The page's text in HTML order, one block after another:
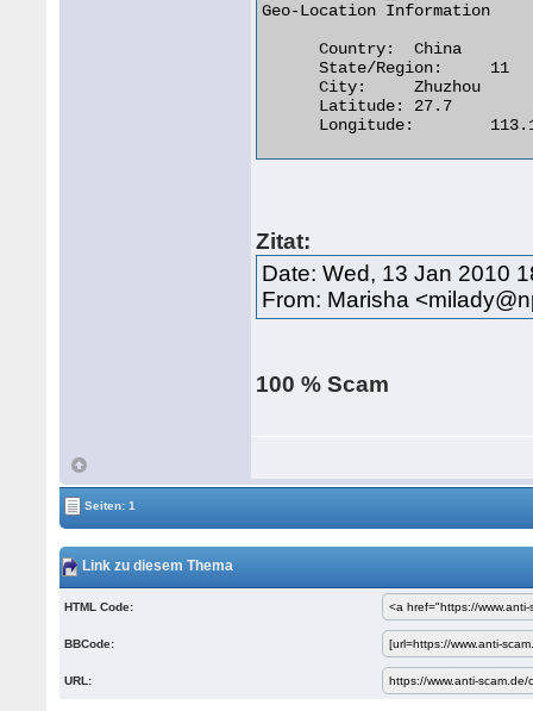
Geo-Location Information
      Country:	China
      State/Region:	11
      City:	Zhuzhou
      Latitude:	27.7
      Longitude:	113.1333
Zitat:
Date: Wed, 13 Jan 2010
From: Marisha
100 % Scam
Seiten: 1
Link zu diesem Thema
HTML Code:
BBCode:
URL: